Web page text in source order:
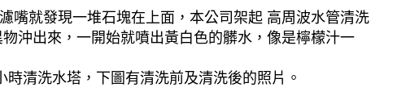
嘴就發現一堆石塊在上面，本公司架起 高周波水管清洗
沖出來，一開始就噴出黃白色的髒水，像是檸檬汁一
清洗水塔，下圖有清洗前及清洗後的照片。